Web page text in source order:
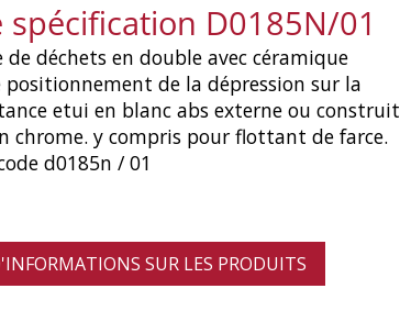
spécification D0185N/01
déchets en double avec céramique
de la dépression sur la
etui en blanc abs externe ou construit
chrome. y compris pour flottant de farce.
d0185n / 01
SUR LES PRODUITS